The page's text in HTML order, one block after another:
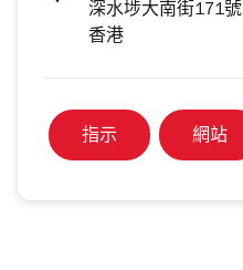
深水埗大南街171號
香港
指示 網站